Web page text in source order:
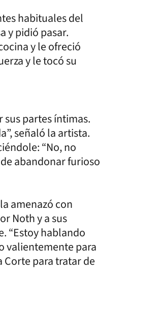
habituales del
y pidió pasar.
y le ofreció
y le tocó su
partes íntimas.
señaló la artista.
“No, no
abandonar furioso
amenazó con
Noth y a sus
“Estoy hablando
valientemente para
para tratar de